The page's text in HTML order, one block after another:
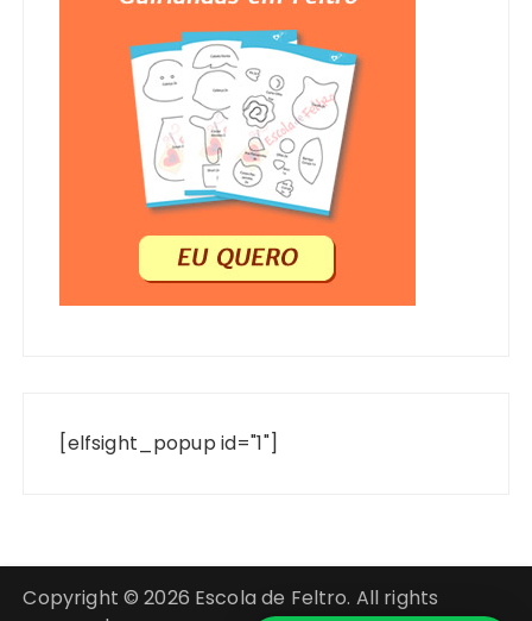
[elfsight_popup id="1"]
Copyright © 2026 Escola de Feltro. All rights